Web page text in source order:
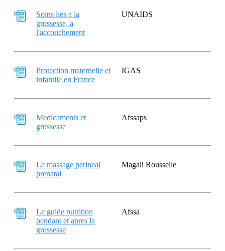
Soins lies a la
grossesse, a
l'accouchement
UNAIDS
Protection maternelle et
infantile en France
IGAS
Medicaments et
grossesse
Afssaps
Le massage perineal
prenatal
Magali Rousselle
Le guide nutrition
pendant et apres la
grossesse
Afssa